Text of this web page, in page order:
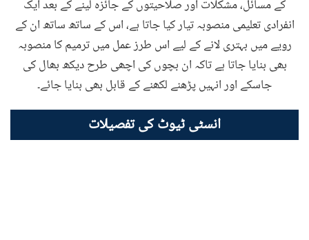
کے مسائل، مشکلات اور صلاحیتوں کے جائزہ لینے کے بعد ایک
انفرادی تعلیمی منصوبہ تیار کیا جاتا ہے، اس کے ساتھ ساتھ ان کے
رویے میں بہتری لانے کے لیے اس طرز عمل میں ترمیم کا منصوبہ
بھی بنایا جاتا ہے تاکہ ان بچوں کی اچھی طرح دیکھ بھال کی
جاسکے اور انہیں پڑھنے لکھنے کے قابل بھی بنایا جائے۔
انسٹی ٹیوٹ کی تفصیلات